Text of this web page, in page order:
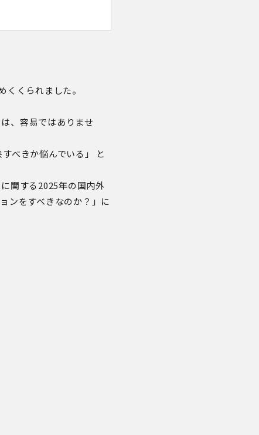
くくられました。
、容易ではありませ
べきか悩んでいる」 と
に関する2025年の国内外
ンをすべきなのか？」に